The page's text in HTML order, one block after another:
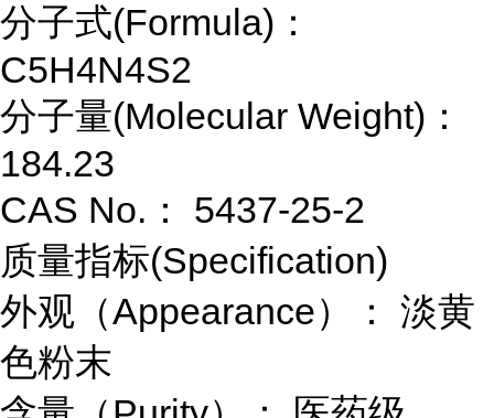
分子式(Formula)：
C5H4N4S2
分子量(Molecular Weight)：
184.23
CAS No.： 5437-25-2
质量指标(Specification)
外观（Appearance）： 淡黄
色粉末